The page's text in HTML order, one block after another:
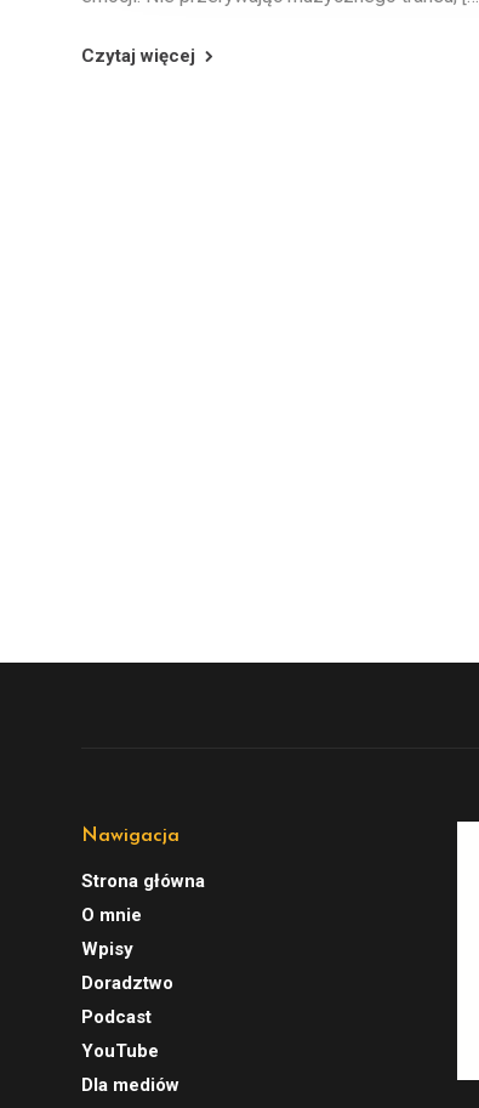
Czytaj więcej
Nawigacja
Strona główna
O mnie
Wpisy
Doradztwo
Podcast
YouTube
Dla mediów